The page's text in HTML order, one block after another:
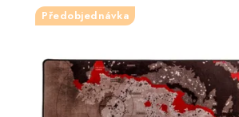
Předobjednávka